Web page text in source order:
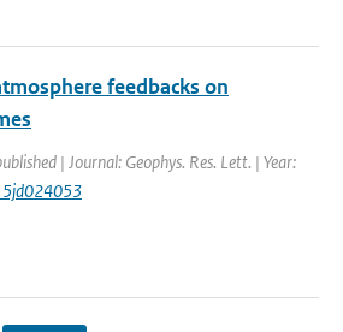
feedbacks on
| Journal: Geophys. Res. Lett. | Year: